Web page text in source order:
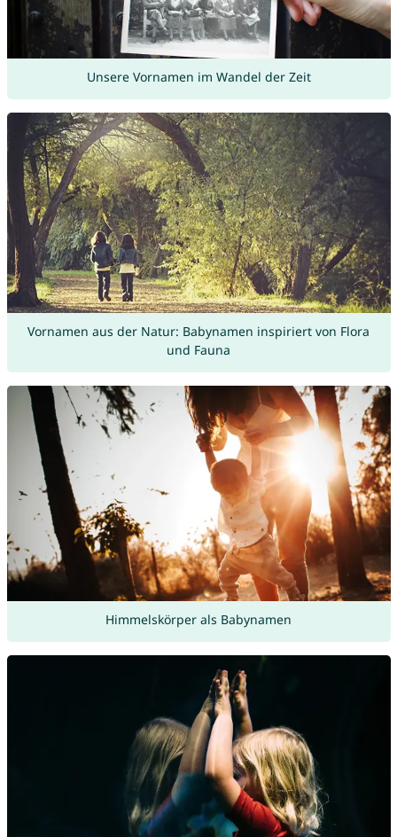
Unsere Vornamen im Wandel der Zeit
Vornamen aus der Natur: Babynamen inspiriert von Flora
und Fauna
Himmelskörper als Babynamen